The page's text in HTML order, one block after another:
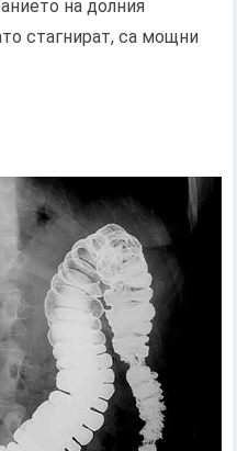
на долния
стагнират, са мощни